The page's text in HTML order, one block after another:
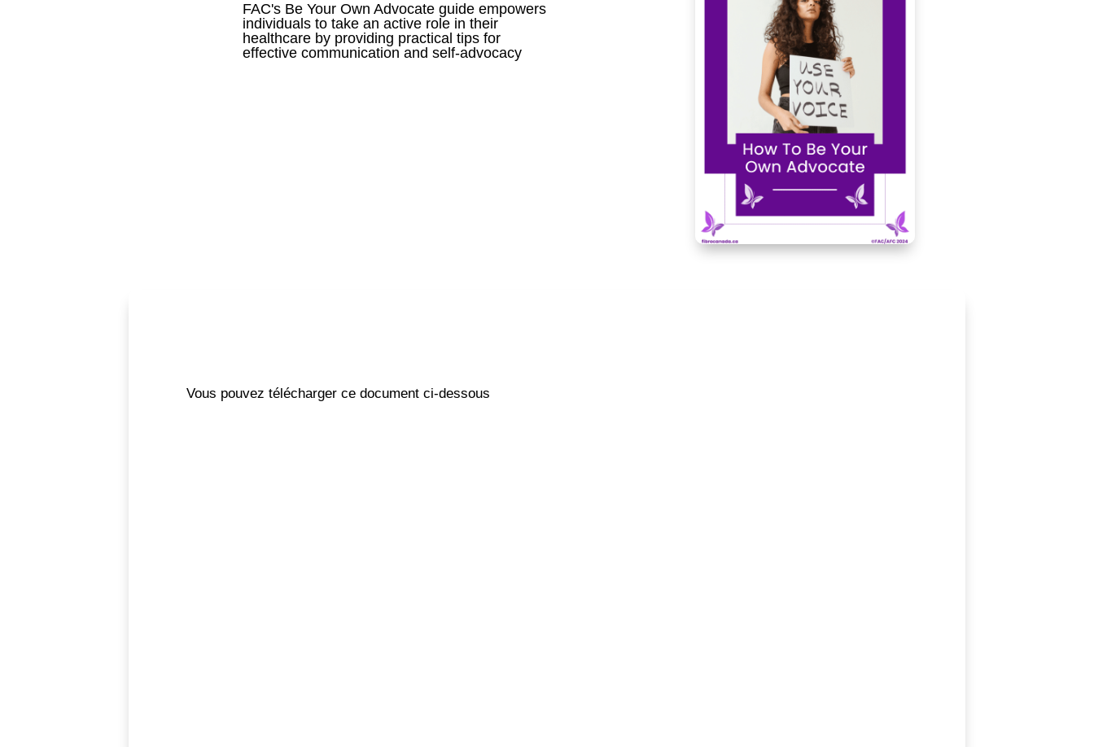
FAC's Be Your Own Advocate guide empowers
individuals to take an active role in their
healthcare by providing practical tips for
effective communication and self-advocacy
Vous pouvez télécharger ce document ci-dessous